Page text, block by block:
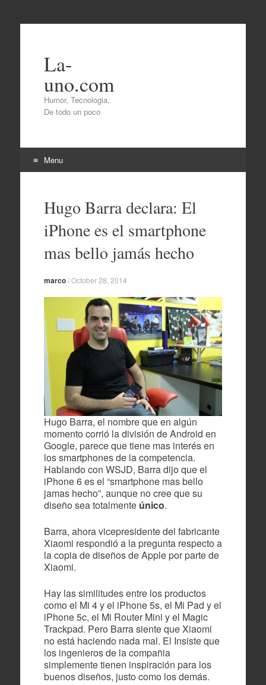
La-
uno.com
Humor, Tecnologia,
De todo un poco
Menu
contentHugo Barra declara: El
iPhone es el smartphone
mas bello jamás hecho
marco/October 28, 2014
Hugo Barra, el nombre que en algún
momento corrió la división de Android en
Google, parece que tiene mas interés en
los smartphones de la competencia.
Hablando con WSJD, Barra dijo que el
iPhone 6 es el “smartphone mas bello
jamas hecho”, aunque no cree que su
diseño sea totalmente único.
Barra, ahora vicepresidente del fabricante
Xiaomi respondió a la pregunta respecto a
la copia de diseños de Apple por parte de
Xiaomi.
Hay las similitudes entre los productos
como el Mi 4 y el iPhone 5s, el Mi Pad y el
iPhone 5c, el Mi Router Mini y el Magic
Trackpad. Pero Barra siente que Xiaomi
no está haciendo nada mal. El Insiste que
los ingenieros de la compañia
simplemente tienen inspiración para los
buenos diseños, justo como los demás.